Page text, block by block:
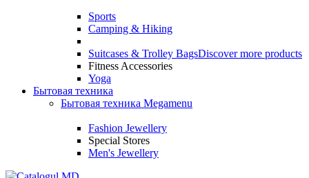
Sports
Camping & Hiking
Suitcases & Trolley BagsDiscover more products
Fitness Accessories
Yoga
Бытовая техника
Бытовая техника Megamenu
Fashion Jewellery
Special Stores
Men's Jewellery